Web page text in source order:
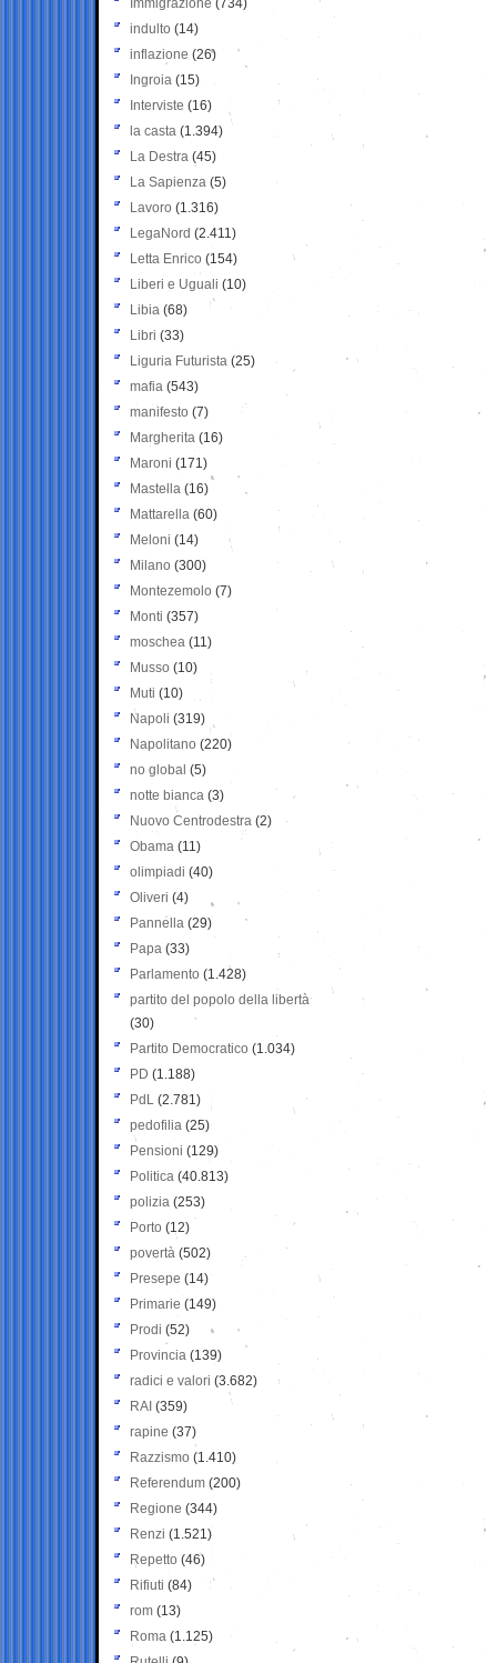
Immigrazione (734)
indulto (14)
inflazione (26)
Ingroia (15)
Interviste (16)
la casta (1.394)
La Destra (45)
La Sapienza (5)
Lavoro (1.316)
LegaNord (2.411)
Letta Enrico (154)
Liberi e Uguali (10)
Libia (68)
Libri (33)
Liguria Futurista (25)
mafia (543)
manifesto (7)
Margherita (16)
Maroni (171)
Mastella (16)
Mattarella (60)
Meloni (14)
Milano (300)
Montezemolo (7)
Monti (357)
moschea (11)
Musso (10)
Muti (10)
Napoli (319)
Napolitano (220)
no global (5)
notte bianca (3)
Nuovo Centrodestra (2)
Obama (11)
olimpiadi (40)
Oliveri (4)
Pannella (29)
Papa (33)
Parlamento (1.428)
partito del popolo della libertà
(30)
Partito Democratico (1.034)
PD (1.188)
PdL (2.781)
pedofilia (25)
Pensioni (129)
Politica (40.813)
polizia (253)
Porto (12)
povertà (502)
Presepe (14)
Primarie (149)
Prodi (52)
Provincia (139)
radici e valori (3.682)
RAI (359)
rapine (37)
Razzismo (1.410)
Referendum (200)
Regione (344)
Renzi (1.521)
Repetto (46)
Rifiuti (84)
rom (13)
Roma (1.125)